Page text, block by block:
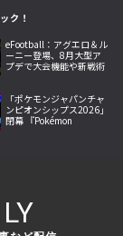
ク！
eFootball：アグエロ＆ル
ーニー登場、8月大型ア
プデで大会機能や新戦術
「ポケモンジャパンチャ
ンピオンシップス2026」
閉幕 『Pokémon